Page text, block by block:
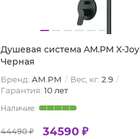
Душевая система AM.PM X-Joy
Черная
Бренд: AM.PM Вес, кг: 2.9
Гарантия: 10 лет
44490 ₽ 34590 ₽